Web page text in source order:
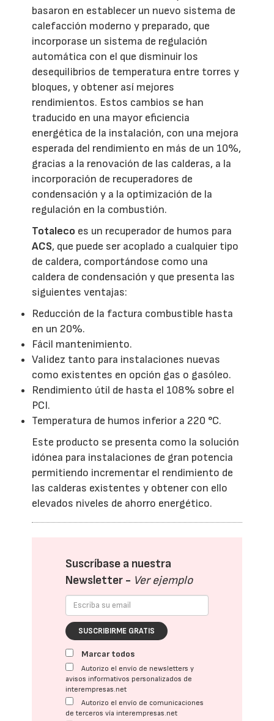
basaron en establecer un nuevo sistema de
calefacción moderno y preparado, que
incorporase un sistema de regulación
automática con el que disminuir los
desequilibrios de temperatura entre torres y
bloques, y obtener así mejores
rendimientos. Estos cambios se han
traducido en una mayor eficiencia
energética de la instalación, con una mejora
esperada del rendimiento en más de un 10%,
gracias a la renovación de las calderas, a la
incorporación de recuperadores de
condensación y a la optimización de la
regulación en la combustión.
Totaleco es un recuperador de humos para
ACS, que puede ser acoplado a cualquier tipo
de caldera, comportándose como una
caldera de condensación y que presenta las
siguientes ventajas:
Reducción de la factura combustible hasta
en un 20%.
Fácil mantenimiento.
Validez tanto para instalaciones nuevas
como existentes en opción gas o gasóleo.
Rendimiento útil de hasta el 108% sobre el
PCI.
Temperatura de humos inferior a 220 °C.
Este producto se presenta como la solución
idónea para instalaciones de gran potencia
permitiendo incrementar el rendimiento de
las calderas existentes y obtener con ello
elevados niveles de ahorro energético.
Suscríbase a nuestra
Newsletter - Ver ejemplo
SUSCRIBIRME GRATIS
Marcar todos
Autorizo el envío de newsletters y
avisos informativos personalizados de
interempresas.net
Autorizo el envío de comunicaciones
de terceros vía interempresas.net